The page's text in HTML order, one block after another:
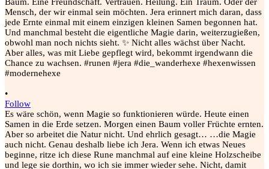
•
Follow
Es wäre schön, wenn Magie so funktionieren würde. Heute einen
Samen in die Erde setzen. Morgen einen Baum voller Früchte ernten.
Aber so arbeitet die Natur nicht. Und ehrlich gesagt… …die Magie
auch nicht. Genau deshalb liebe ich Jera. Wenn ich etwas Neues
beginne, ritze ich diese Rune manchmal auf eine kleine Holzscheibe
und lege sie dorthin, wo ich sie immer wieder sehe. Nicht, damit